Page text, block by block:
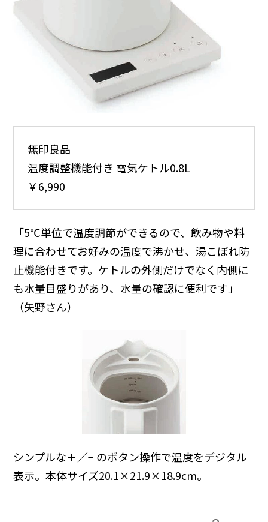
無印良品
温度調整機能付き 電気ケトル0.8L
￥6,990
「5℃単位で温度調節ができるので、飲み物や料
理に合わせてお好みの温度で沸かせ、湯こぼれ防
止機能付きです。ケトルの外側だけでなく内側に
も水量目盛りがあり、水量の確認に便利です」
（矢野さん）
シンプルな＋／− のボタン操作で温度をデジタル
表示。本体サイズ20.1×21.9×18.9cm。